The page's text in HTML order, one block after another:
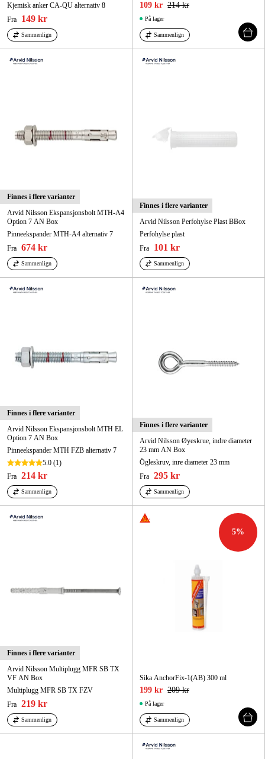
Kjemisk anker CA-QU alternativ 8
Fra
149 kr
Sammenlign
109 kr 214 kr
På lager
Sammenlign
Finnes i flere varianter
Arvid Nilsson Ekspansjonsbolt MTH-A4
Option 7 AN Box
Pinneekspander MTH-A4 alternativ 7
Fra 674 kr
Sammenlign
Finnes i flere varianter
Arvid Nilsson Perfohylse Plast BBox
Perfohylse plast
Fra
101 kr
Sammenlign
Finnes i flere varianter
Arvid Nilsson Ekspansjonsbolt MTH EL
Option 7 AN Box
Pinneekspander MTH FZB alternativ 7
5.0 (1)
Fra 214 kr
Sammenlign
Finnes i flere varianter
Arvid Nilsson Øyeskrue, indre diameter
23 mm AN Box
Ögleskruv, inre diameter 23 mm
Fra 295 kr
Sammenlign
Finnes i flere varianter
Arvid Nilsson Multiplugg MFR SB TX
VF AN Box
Multiplugg MFR SB TX FZV
Fra 219 kr
Sammenlign
5%
Sika AnchorFix-1(AB) 300 ml
199 kr 209 kr
På lager
Sammenlign